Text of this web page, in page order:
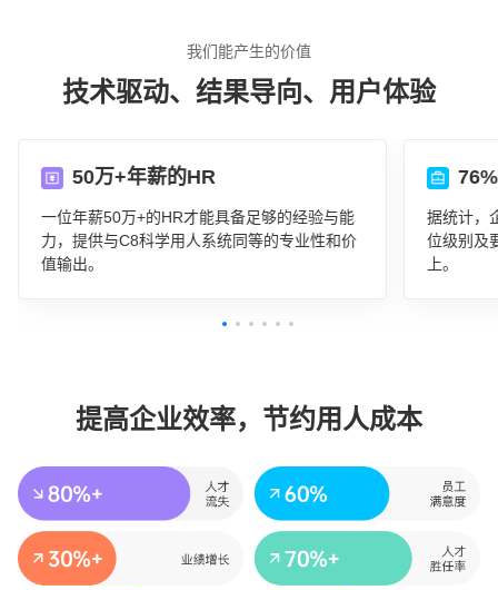
我们能产生的价值
技术驱动、结果导向、用户体验
50万+年薪的HR
一位年薪50万+的HR才能具备足够的经验与能
力，提供与C8科学用人系统同等的专业性和价
值输出。
据统计，
位级别及
上。
提高企业效率，节约用人成本